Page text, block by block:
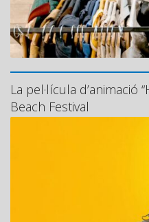
La pel·lícula d’animació
Beach Festival